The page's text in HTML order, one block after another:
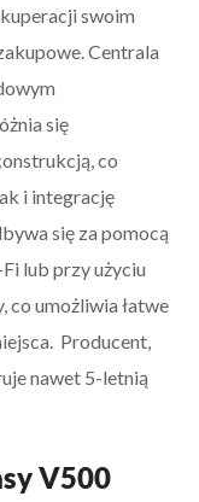
swoim
Centrala
się
co
i integrację
się za pomocą
lub przy użyciu
co umożliwia łatwe
Producent,
nawet 5-letnią
V500